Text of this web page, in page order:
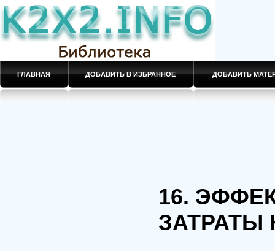
ГЛАВНАЯ ДОБАВИТЬ В ИЗБРАННОЕ ДОБАВИТЬ
16.
ЗАТРАТЫ